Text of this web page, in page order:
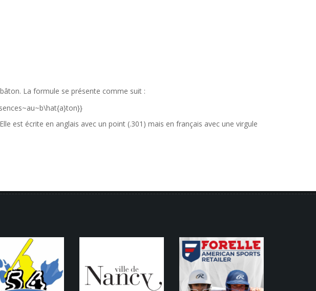
La formule se présente comme suit :
est écrite en anglais avec un point (.301) mais en français avec une virgule